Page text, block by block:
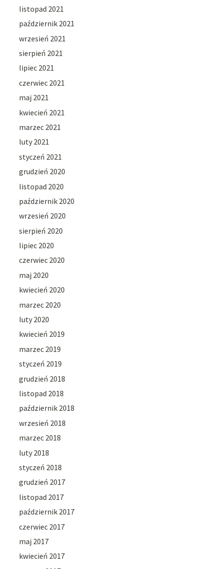
listopad 2021
październik 2021
wrzesień 2021
sierpień 2021
lipiec 2021
czerwiec 2021
maj 2021
kwiecień 2021
marzec 2021
luty 2021
styczeń 2021
grudzień 2020
listopad 2020
październik 2020
wrzesień 2020
sierpień 2020
lipiec 2020
czerwiec 2020
maj 2020
kwiecień 2020
marzec 2020
luty 2020
kwiecień 2019
marzec 2019
styczeń 2019
grudzień 2018
listopad 2018
październik 2018
wrzesień 2018
marzec 2018
luty 2018
styczeń 2018
grudzień 2017
listopad 2017
październik 2017
czerwiec 2017
maj 2017
kwiecień 2017